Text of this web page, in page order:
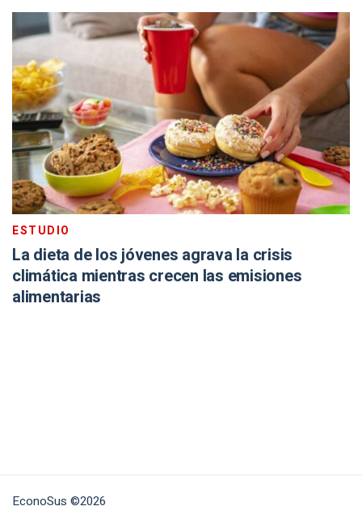
ESTUDIO
La dieta de los jóvenes agrava la crisis
climática mientras crecen las emisiones
alimentarias
EconoSus ©2026